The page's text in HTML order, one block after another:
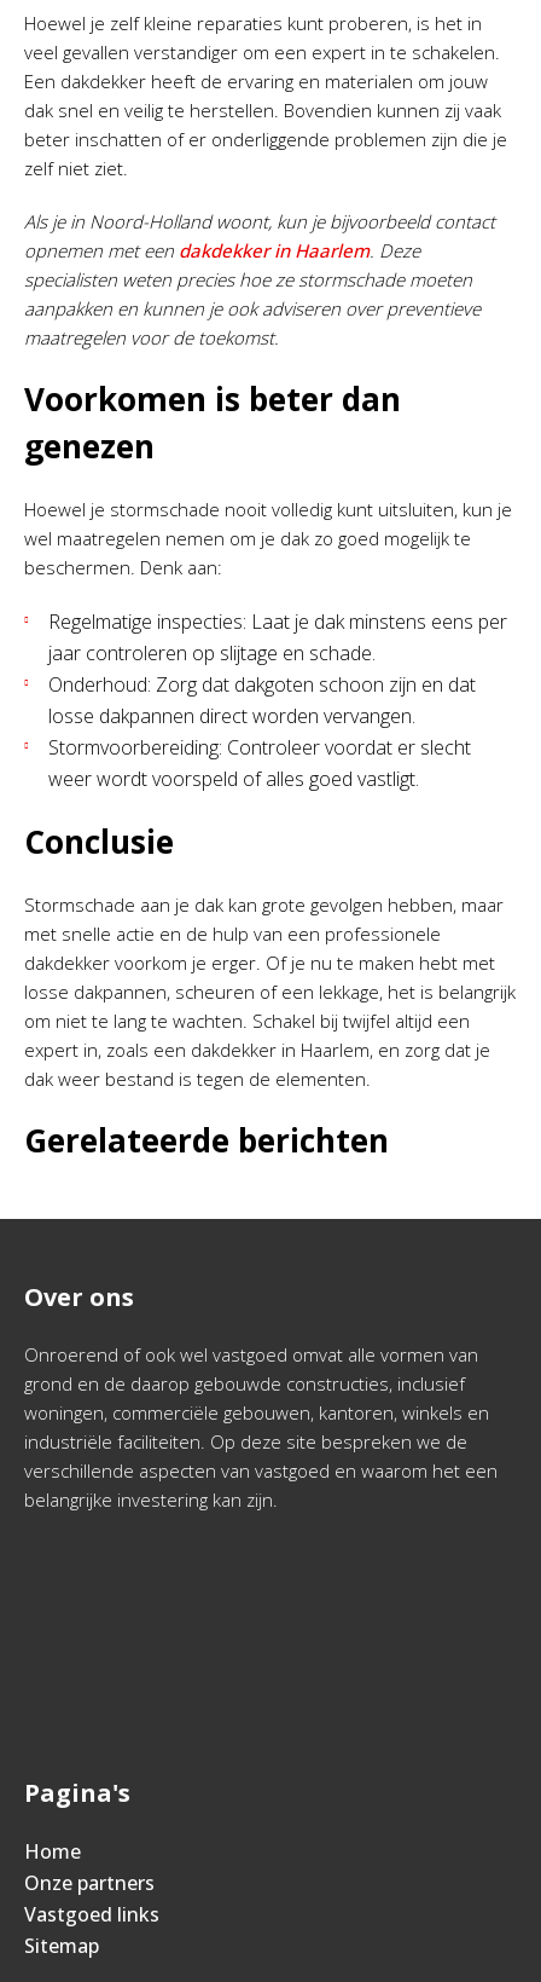
Hoewel je zelf kleine reparaties kunt proberen, is het in
veel gevallen verstandiger om een expert in te schakelen.
Een dakdekker heeft de ervaring en materialen om jouw
dak snel en veilig te herstellen. Bovendien kunnen zij vaak
beter inschatten of er onderliggende problemen zijn die je
zelf niet ziet.
Als je in Noord-Holland woont, kun je bijvoorbeeld contact
opnemen met een dakdekker in Haarlem. Deze
specialisten weten precies hoe ze stormschade moeten
aanpakken en kunnen je ook adviseren over preventieve
maatregelen voor de toekomst.
Voorkomen is beter dan
genezen
Hoewel je stormschade nooit volledig kunt uitsluiten, kun je
wel maatregelen nemen om je dak zo goed mogelijk te
beschermen. Denk aan:
Regelmatige inspecties: Laat je dak minstens eens per
jaar controleren op slijtage en schade.
Onderhoud: Zorg dat dakgoten schoon zijn en dat
losse dakpannen direct worden vervangen.
Stormvoorbereiding: Controleer voordat er slecht
weer wordt voorspeld of alles goed vastligt.
Conclusie
Stormschade aan je dak kan grote gevolgen hebben, maar
met snelle actie en de hulp van een professionele
dakdekker voorkom je erger. Of je nu te maken hebt met
losse dakpannen, scheuren of een lekkage, het is belangrijk
om niet te lang te wachten. Schakel bij twijfel altijd een
expert in, zoals een dakdekker in Haarlem, en zorg dat je
dak weer bestand is tegen de elementen.
Gerelateerde berichten
Over ons
Onroerend of ook wel vastgoed omvat alle vormen van
grond en de daarop gebouwde constructies, inclusief
woningen, commerciële gebouwen, kantoren, winkels en
industriële faciliteiten. Op deze site bespreken we de
verschillende aspecten van vastgoed en waarom het een
belangrijke investering kan zijn.
Pagina's
Home
Onze partners
Vastgoed links
Sitemap